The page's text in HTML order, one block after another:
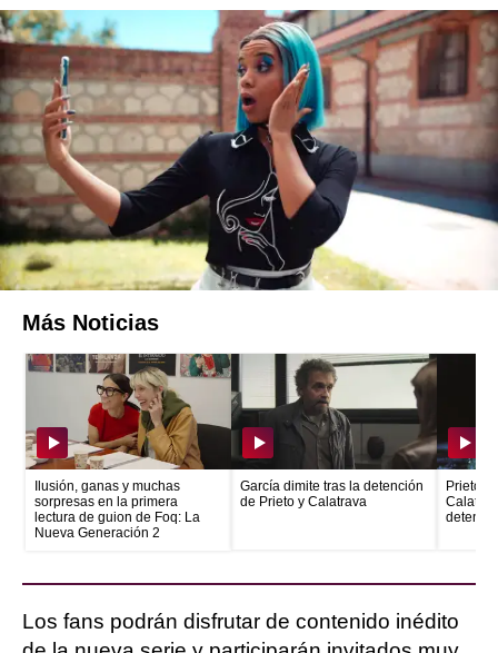
Antes del preestreno del primer capítulo en la
plataforma de pago de Atresmedia, el próximo
21 de diciembre, los seguidores de la serie
también tendrán una cita muy especial: en el
canal de Twitch de Atresplayer se emitirá, de la
mano de Mahou, un encuentro en directo que
contará con la presencia de los protagonistas
de ‘UPA Next’.
Más Noticias
Ilusión, ganas y muchas
sorpresas en la primera
lectura de guion de Foq: La
Nueva Generación 2
García dimite tras la detención
de Prieto y Calatrava
Prieto
Los fans podrán disfrutar de contenido inédito